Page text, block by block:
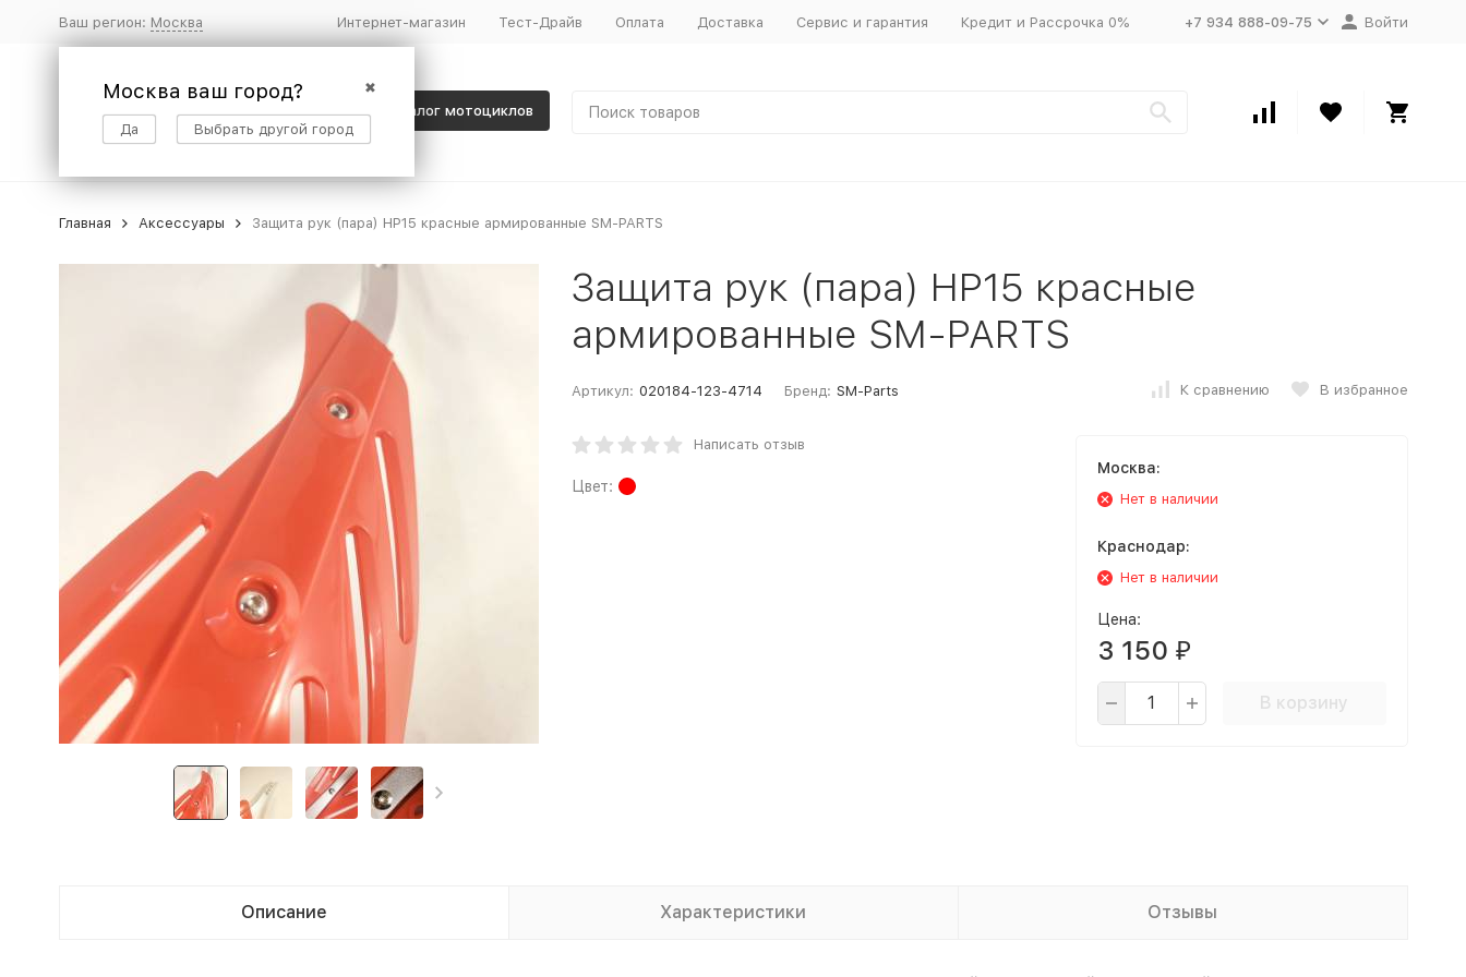
Ваш регион: Москва
✖
Москва ваш город?
Да Выбрать другой город
Интернет-магазин Тест-Драйв Оплата Доставка Сервис и гарантия Кредит и Рассрочка 0% +7 934 888-09-75 Войти
Каталог мотоциклов
Главная Аксессуары Защита рук (пара) HP15 красные армированные SM-PARTS
Защита рук (пара) HP15 красные
армированные SM-PARTS
Артикул: 020184-123-4714 Бренд: SM-Parts К сравнению В избранное
Написать отзыв
Цвет:
Москва:
Нет в наличии
Краснодар:
Нет в наличии
Цена:
3 150 ₽
В корзину
Описание Характеристики Отзывы